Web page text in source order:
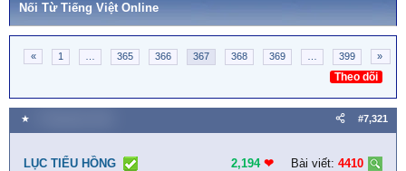
Nối Từ Tiếng Việt Online
« 1 365 366 367 368 369 399 »
Theo dõi
★ #7,321
LỤC TIỂU HỒNG 2,194 ❤︎ Bài viết: 4410